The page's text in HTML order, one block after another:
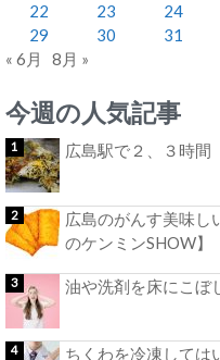
22
23 24
29
30
31
« 6月
8月 »
今週の人気記事
広島駅で２、３時
広島のがんす美味し
のケンミンSHOW】
油や洗剤を床にこぼ
ちくわを冷凍しては